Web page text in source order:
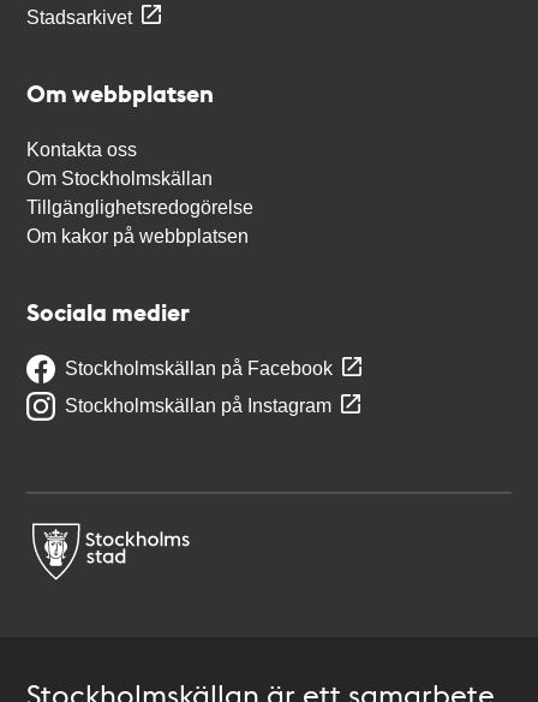
Stadsarkivet
Om webbplatsen
Kontakta oss
Om Stockholmskällan
Tillgänglighetsredogörelse
Om kakor på webbplatsen
Sociala medier
Stockholmskällan på Facebook
Stockholmskällan på Instagram
Stockholmskällan är ett samarbete